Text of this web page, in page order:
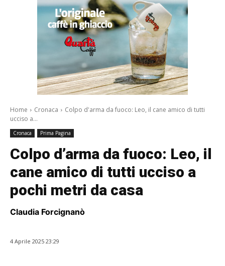
Home Cronaca
Colpo d'arma da fuoco: Leo, il cane amico di tutti
ucciso a...
Cronaca Prima Pagina
Colpo d’arma da fuoco: Leo, il
cane amico di tutti ucciso a
pochi metri da casa
Claudia Forcignanò
4 Aprile 2025 23:29